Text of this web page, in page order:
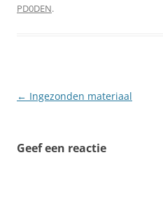
PD0DEN.
Berichtnavigatie
← Ingezonden materiaal
Geef een reactie